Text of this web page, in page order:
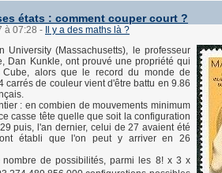
états : comment couper court ?
à 07:28 -
Il y a des maths là ?
University (Massachusetts), le professeur
Dan Kunkle, ont prouvé une propriété qui
alors que le record du monde de
de couleur vient d'être battu en 9.86
: en combien de mouvements minimum
casse tête quelle que soit la configuration
puis, l'an dernier, celui de 27 avaient été
établi que l'on peut y arriver en 26
de possibilités, parmi les 8! x 3 x